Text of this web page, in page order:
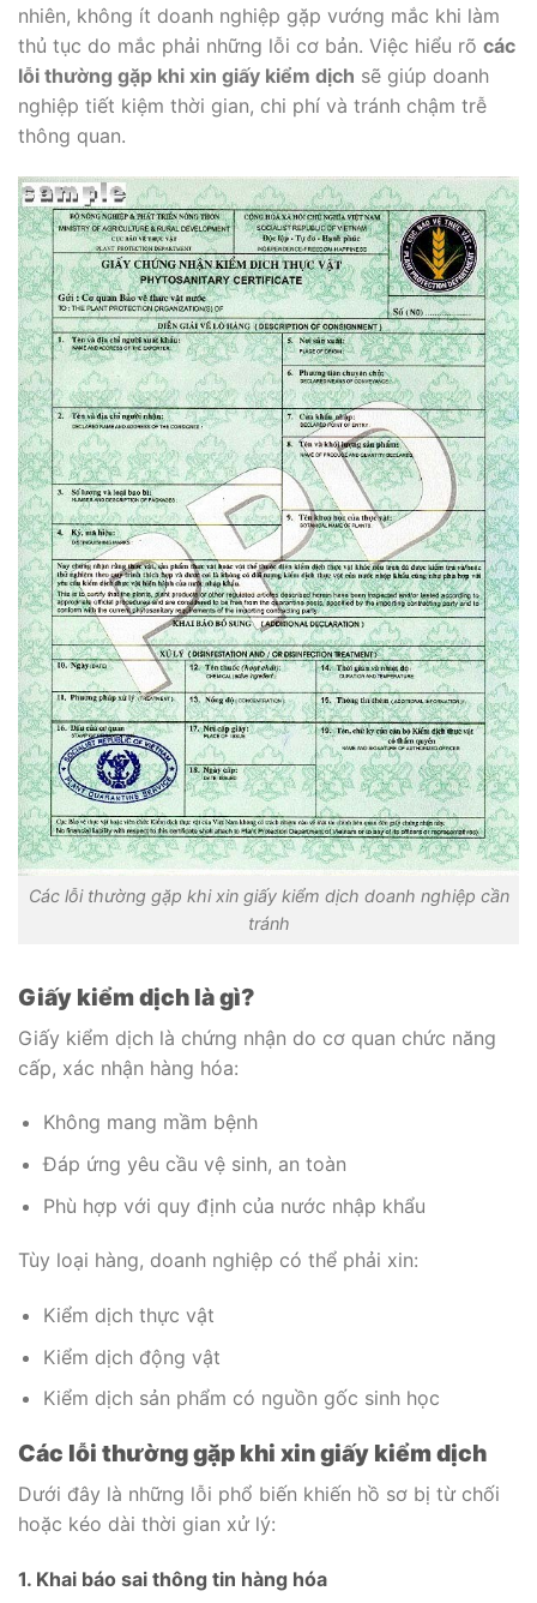
nhiên, không ít doanh nghiệp gặp vướng mắc khi làm
thủ tục do mắc phải những lỗi cơ bản. Việc hiểu rõ các
lỗi thường gặp khi xin giấy kiểm dịch sẽ giúp doanh
nghiệp tiết kiệm thời gian, chi phí và tránh chậm trễ
thông quan.
Các lỗi thường gặp khi xin giấy kiểm dịch doanh nghiệp cần
tránh
Giấy kiểm dịch là gì?
Giấy kiểm dịch là chứng nhận do cơ quan chức năng
cấp, xác nhận hàng hóa:
Không mang mầm bệnh
Đáp ứng yêu cầu vệ sinh, an toàn
Phù hợp với quy định của nước nhập khẩu
Tùy loại hàng, doanh nghiệp có thể phải xin:
Kiểm dịch thực vật
Kiểm dịch động vật
Kiểm dịch sản phẩm có nguồn gốc sinh học
Các lỗi thường gặp khi xin giấy kiểm dịch
Dưới đây là những lỗi phổ biến khiến hồ sơ bị từ chối
hoặc kéo dài thời gian xử lý:
1. Khai báo sai thông tin hàng hóa